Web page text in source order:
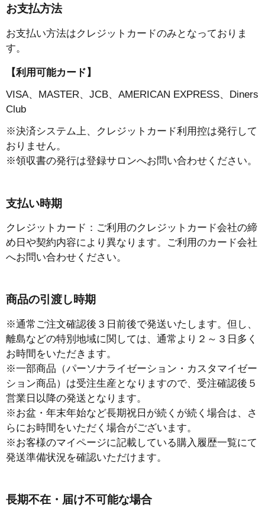
お支払方法
お支払い方法はクレジットカードのみとなっておりま
す。
【利用可能カード】
VISA、MASTER、JCB、AMERICAN EXPRESS、Diners
Club
※決済システム上、クレジットカード利用控は発行して
おりません。
※領収書の発行は登録サロンへお問い合わせください。
支払い時期
クレジットカード：ご利用のクレジットカード会社の締
め日や契約内容により異なります。ご利用のカード会社
へお問い合わせください。
商品の引渡し時期
※通常ご注文確認後３日前後で発送いたします。但し、
離島などの特別地域に関しては、通常より２～３日多く
お時間をいただきます。
※一部商品（パーソナライゼーション・カスタマイゼー
ション商品）は受注生産となりますので、受注確認後５
営業日以降の発送となります。
※お盆・年末年始など長期祝日が続くが続く場合は、さ
らにお時間をいただく場合がございます。
※お客様のマイページに記載している購入履歴一覧にて
発送準備状況を確認いただけます。
長期不在・届け不可能な場合